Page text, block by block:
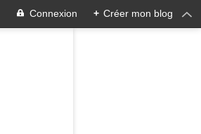
Connexion + Créer mon blog